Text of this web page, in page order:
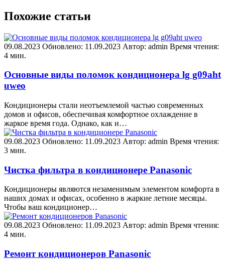
Похожие статьи
09.08.2023 Обновлено: 11.09.2023 Автор: admin Время чтения:
4 мин.
Основные виды поломок кондиционера lg g09aht
uweo
Кондиционеры стали неотъемлемой частью современных
домов и офисов, обеспечивая комфортное охлаждение в
жаркое время года. Однако, как и…
09.08.2023 Обновлено: 11.09.2023 Автор: admin Время чтения:
3 мин.
Чистка фильтра в кондиционере Panasonic
Кондиционеры являются незаменимым элементом комфорта в
наших домах и офисах, особенно в жаркие летние месяцы.
Чтобы ваш кондиционер…
09.08.2023 Обновлено: 11.09.2023 Автор: admin Время чтения:
4 мин.
Ремонт кондиционеров Panasonic